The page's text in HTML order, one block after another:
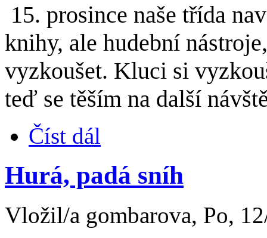
15. prosince naše třída
knihy, ale hudební
vyzkoušet. Kluci si
teď se těším na další
Číst dál
Hurá, padá sníh
Vložil/a gombarova, Po,